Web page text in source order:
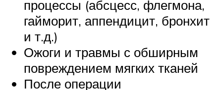
процессы (абсцесс, флегмона,
гайморит, аппендицит, бронхит
и т.д.)
Ожоги и травмы с обширным
повреждением мягких тканей
После операции